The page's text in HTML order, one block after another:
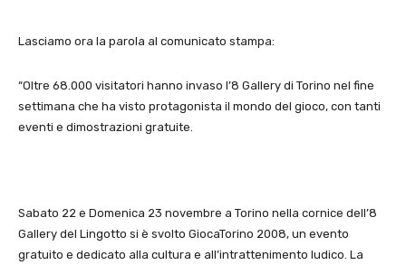
Lasciamo ora la parola al comunicato stampa:
“Oltre 68.000 visitatori hanno invaso l’8 Gallery di Torino nel fine
settimana che ha visto protagonista il mondo del gioco, con tanti
eventi e dimostrazioni gratuite.
Sabato 22 e Domenica 23 novembre a Torino nella cornice dell’8
Gallery del Lingotto si è svolto GiocaTorino 2008, un evento
gratuito e dedicato alla cultura e all’intrattenimento ludico. La